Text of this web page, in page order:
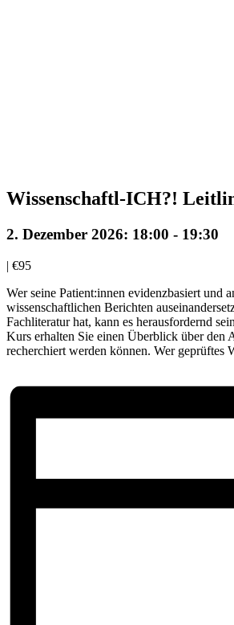
Wissenschaftl-ICH?!
2. Dezember 2026: 18:00 - 19:30
| €95
Wer seine Patient:innen evidenzbasiert und
wissenschaftlichen Berichten
Fachliteratur hat, kann es herausfordernd
Kurs erhalten Sie einen Überblick über
recherchiert werden können. Wer geprüftes